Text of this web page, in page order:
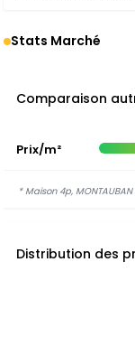
Stats Marché
Comparaison
Prix/m²
* Maison 4p,
Distribution des